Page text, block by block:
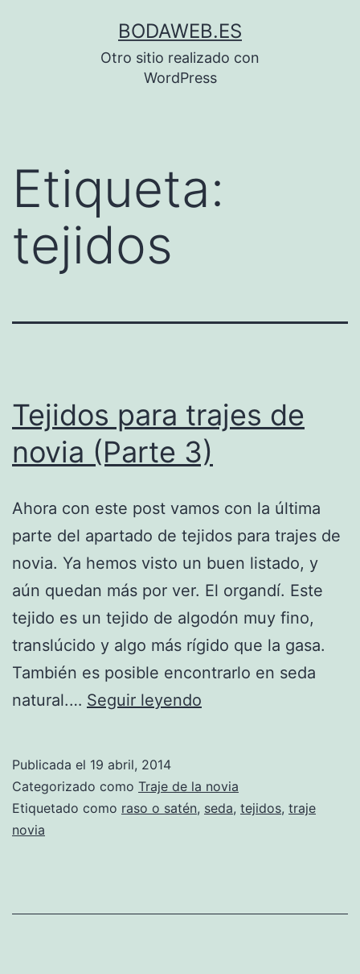
BODAWEB.ES
Otro sitio realizado con
WordPress
Etiqueta:
tejidos
Tejidos para trajes de
novia (Parte 3)
Ahora con este post vamos con la última
parte del apartado de tejidos para trajes de
novia. Ya hemos visto un buen listado, y
aún quedan más por ver. El organdí. Este
tejido es un tejido de algodón muy fino,
translúcido y algo más rígido que la gasa.
También es posible encontrarlo en seda
natural.… Seguir leyendo
de
novia
Publicada el 19 abril, 2014
Categorizado como Traje de la novia
Etiquetado como raso o satén, seda, tejidos, traje
novia